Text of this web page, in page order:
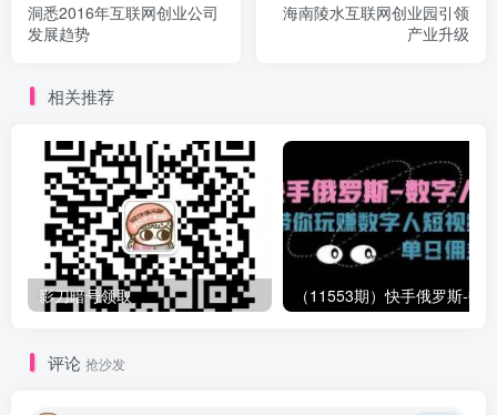
洞悉2016年互联网创业公司
发展趋势
海南陵水互联网创业园引领
产业升级
相关推荐
影刀暗号领取
评论 抢沙发